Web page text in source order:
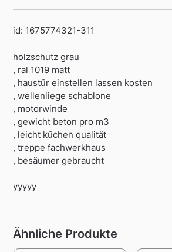
id: 1675774321-311
holzschutz grau
, ral 1019 matt
, haustür einstellen lassen kosten
, wellenliege schablone
, motorwinde
, gewicht beton pro m3
, leicht küchen qualität
, treppe fachwerkhaus
, besäumer gebraucht
yyyyy
Ähnliche Produkte